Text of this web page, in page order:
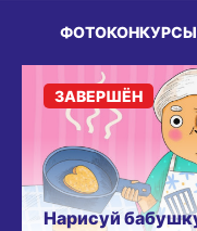
ФОТОКОНКУРСЫ
Нарисуй
ЗАВЕРШЁН